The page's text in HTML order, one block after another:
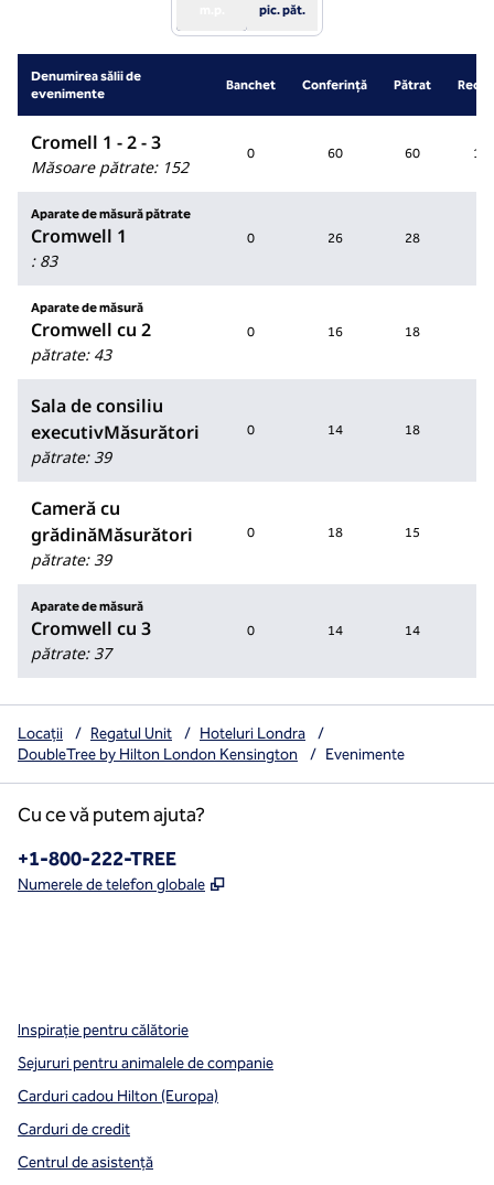
pic. păt.
Denumirea sălii de
evenimente
Banchet Conferință Pătrat
Cromell 1 - 2 - 3
Măsoare pătrate: 152
0 60 60
Aparate de măsură pătrate
Cromwell 1
: 83
0 26 28
Aparate de măsură
Cromwell cu 2
pătrate: 43
0 16 18
Sala de consiliu
executivMăsurători
pătrate: 39
0 14 18
Cameră cu
grădinăMăsurători
pătrate: 39
0 18 15
Aparate de măsură
Cromwell cu 3
pătrate: 37
0 14 14
Locații / Regatul Unit / Hoteluri Londra
/
DoubleTree by Hilton London Kensington
/ Evenimente
Cu ce vă putem ajuta?
Telefon:
+1-800-222-TREE
Numerele de telefon globale ,
Inspirație pentru călătorie
Sejururi pentru animalele de companie
Carduri cadou Hilton (Europa)
Carduri de credit
Centrul de asistență